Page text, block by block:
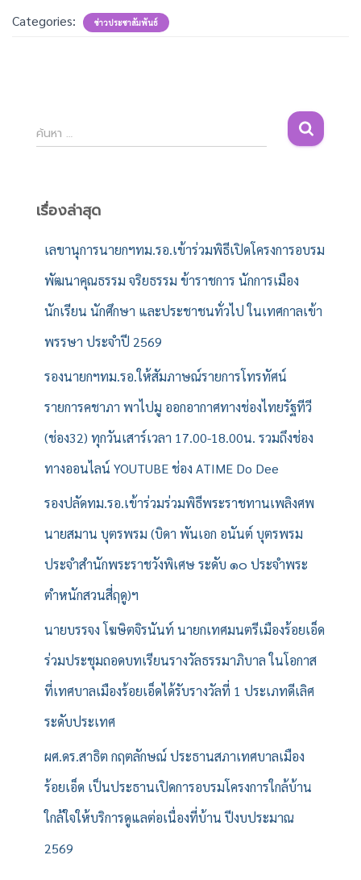
Categories: ข่าวประชาสัมพันธ์
ค้
น
สำ
ค้นหา …
เรื่องล่าสุด
เลขานุการนายกฯทม.รอ.เข้าร่วมพิธีเปิดโครงการอบรม
พัฒนาคุณธรรม จริยธรรม ข้าราชการ นักการเมือง
นักเรียน นักศึกษา และประชาชนทั่วไป ในเทศกาลเข้า
พรรษา ประจำปี 2569
รองนายกฯทม.รอ.ให้สัมภาษณ์รายการโทรทัศน์
รายการคชาภา พาไปมู ออกอากาศทางช่องไทยรัฐทีวี
(ช่อง32) ทุกวันเสาร์เวลา 17.00-18.00น. รวมถึงช่อง
ทางออนไลน์ YOUTUBE ช่อง ATIME Do Dee
รองปลัดทม.รอ.เข้าร่วมร่วมพิธีพระราชทานเพลิงศพ
นายสมาน บุตรพรม (บิดา พันเอก อนันต์ บุตรพรม
ประจำสำนักพระราชวังพิเศษ ระดับ ๑๐ ประจำพระ
ตำหนักสวนสี่ฤดู)ฯ
นายบรรจง โฆษิตจิรนันท์ นายกเทศมนตรีเมืองร้อยเอ็ด
ร่วมประชุมถอดบทเรียนรางวัลธรรมาภิบาล ในโอกาส
ที่เทศบาลเมืองร้อยเอ็ดได้รับรางวัลที่ 1 ประเภทดีเลิศ
ระดับประเทศ
ผศ.ดร.สาธิต กฤตลักษณ์ ประธานสภาเทศบาลเมือง
ร้อยเอ็ด เป็นประธานเปิดการอบรมโครงการใกล้บ้าน
ใกล้ใจให้บริการดูแลต่อเนื่องที่บ้าน ปีงบประมาณ
2569